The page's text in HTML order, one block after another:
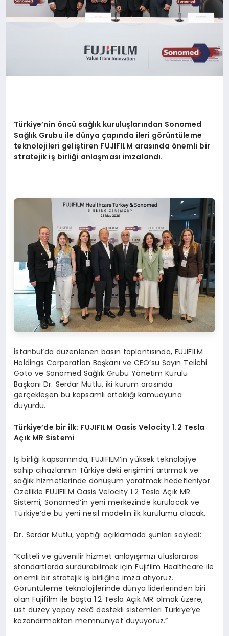
Türkiye’nin öncü sağlık kuruluşlarından Sonomed
Sağlık Grubu ile dünya çapında ileri görüntüleme
teknolojileri geliştiren FUJIFILM arasında önemli bir
stratejik iş birliği anlaşması imzalandı.
İstanbul’da düzenlenen basın toplantısında, FUJIFILM
Holdings Corporation Başkanı ve CEO’su Sayın Teiichi
Goto ve Sonomed Sağlık Grubu Yönetim Kurulu
Başkanı Dr. Serdar Mutlu, iki kurum arasında
gerçekleşen bu kapsamlı ortaklığı kamuoyuna
duyurdu.
Türkiye’de bir ilk: FUJIFILM Oasis Velocity 1.2 Tesla
Açık MR Sistemi
İş birliği kapsamında, FUJIFILM’in yüksek teknolojiye
sahip cihazlarının Türkiye’deki erişimini artırmak ve
sağlık hizmetlerinde dönüşüm yaratmak hedefleniyor.
Özellikle FUJIFILM Oasis Velocity 1.2 Tesla Açık MR
Sistemi, Sonomed’in yeni merkezinde kurulacak ve
Türkiye’de bu yeni nesil modelin ilk kurulumu olacak.
Dr. Serdar Mutlu, yaptığı açıklamada şunları söyledi:
“Kaliteli ve güvenilir hizmet anlayışımızı uluslararası
standartlarda sürdürebilmek için Fujifilm Healthcare ile
önemli bir stratejik iş birliğine imza atıyoruz.
Görüntüleme teknolojilerinde dünya liderlerinden biri
olan Fujifilm ile başta 1.2 Tesla Açık MR olmak üzere,
üst düzey yapay zekâ destekli sistemleri Türkiye’ye
kazandırmaktan memnuniyet duyuyoruz.”